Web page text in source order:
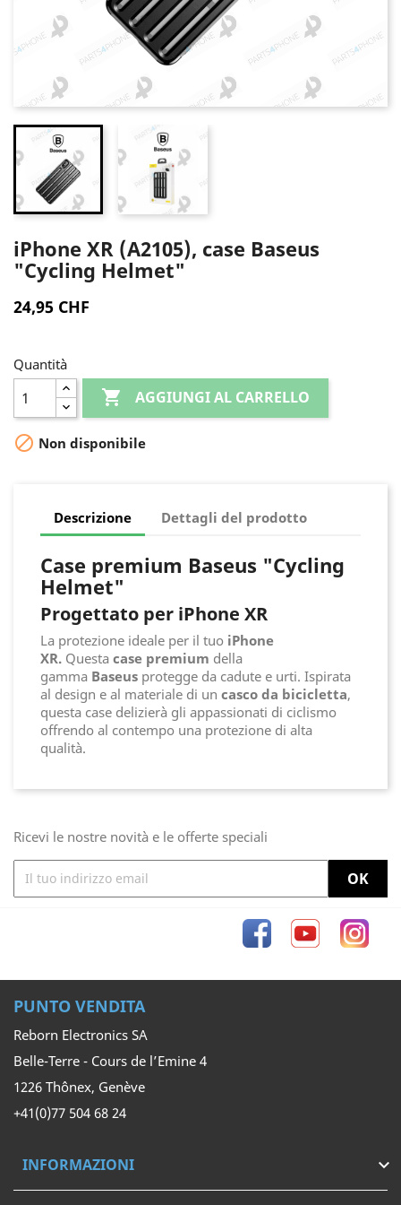
iPhone XR (A2105), case Baseus
"Cycling Helmet"
24,95 CHF
Quantità
 AGGIUNGI AL CARRELLO
 Non disponibile
Descrizione Dettagli del prodotto
Case premium Baseus "Cycling
Helmet"
Progettato per iPhone XR
La protezione ideale per il tuo iPhone
XR. Questa case premium della
gamma Baseus protegge da cadute e urti. Ispirata
al design e al materiale di un casco da bicicletta,
questa case delizierà gli appassionati di ciclismo
offrendo al contempo una protezione di alta
qualità.
Ricevi le nostre novità e le offerte speciali
FacebookYouTube
PUNTO VENDITA
Reborn Electronics SA
Belle-Terre - Cours de l’Emine 4
1226 Thônex, Genève
+41(0)77 504 68 24
INFORMAZIONI 